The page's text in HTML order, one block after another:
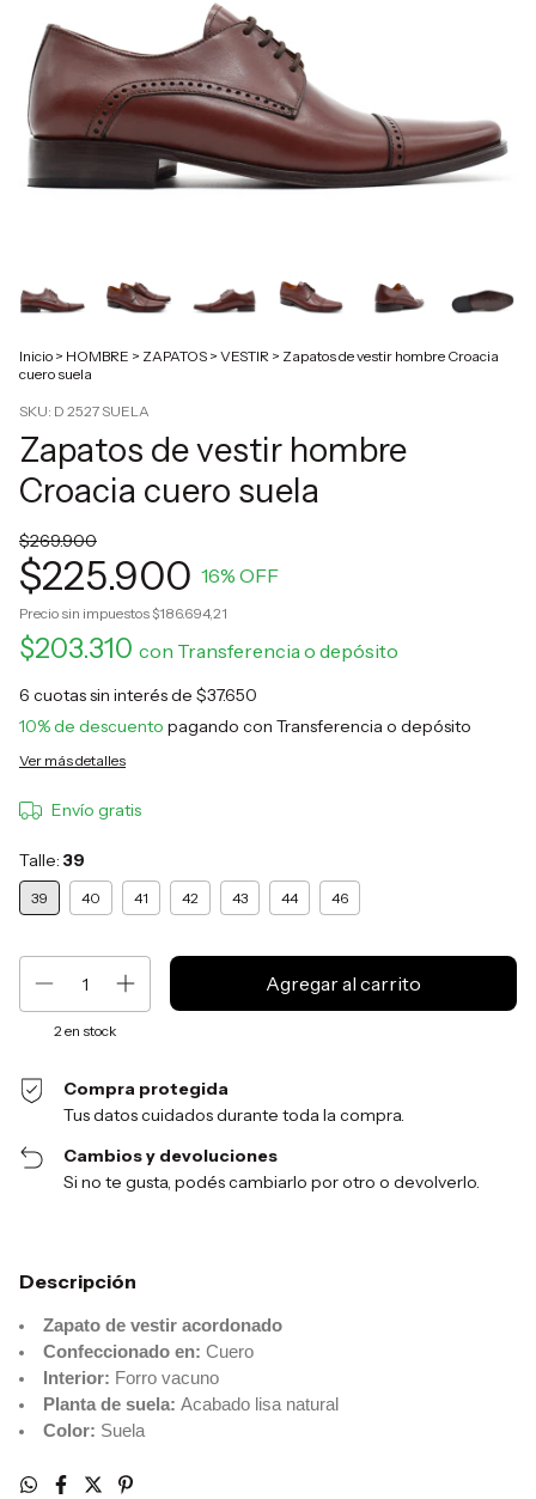
Inicio > HOMBRE > ZAPATOS > VESTIR > Zapatos de vestir hombre Croacia
cuero suela
SKU: D 2527 SUELA
Zapatos de vestir hombre
Croacia cuero suela
$269.900
$225.900 16% OFF
Precio sin impuestos$186.694,21
$203.310 con Transferencia o depósito
6 cuotas sin interés de $37.650
10% de descuento pagando con Transferencia o depósito
Ver más detalles
Envío gratis
Talle: 39
39 40 41 42 43 44 46
2en stock
Compra protegida
Tus datos cuidados durante toda la compra.
Cambios y devoluciones
Si no te gusta, podés cambiarlo por otro o devolverlo.
Descripción
Zapato de vestir acordonado
Confeccionado en: Cuero
Interior: Forro vacuno
Planta de suela: Acabado lisa natural
Color: Suela